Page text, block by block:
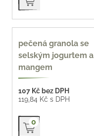
400 ml
pečená granola se
selským jogurtem a
mangem
107 Kč bez DPH
119,84 Kč s DPH
Přidat do košíku
0